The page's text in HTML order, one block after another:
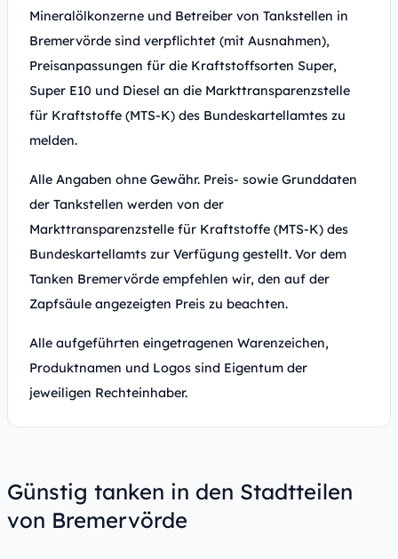
Mineralölkonzerne und Betreiber von Tankstellen in
Bremervörde sind verpflichtet (mit Ausnahmen),
Preisanpassungen für die Kraftstoffsorten Super,
Super E10 und Diesel an die Markttransparenzstelle
für Kraftstoffe (MTS-K) des Bundeskartellamtes zu
melden.
Alle Angaben ohne Gewähr. Preis- sowie Grunddaten
der Tankstellen werden von der
Markttransparenzstelle für Kraftstoffe (MTS-K) des
Bundeskartellamts zur Verfügung gestellt. Vor dem
Tanken Bremervörde empfehlen wir, den auf der
Zapfsäule angezeigten Preis zu beachten.
Alle aufgeführten eingetragenen Warenzeichen,
Produktnamen und Logos sind Eigentum der
jeweiligen Rechteinhaber.
Günstig tanken in den Stadtteilen
von Bremervörde